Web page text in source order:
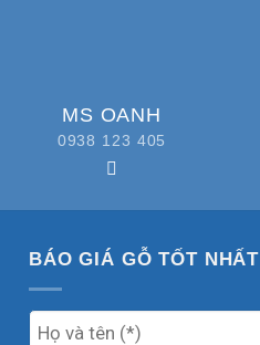
MS OANH
0938 123 405
BÁO GIÁ GỖ TỐT NHẤT